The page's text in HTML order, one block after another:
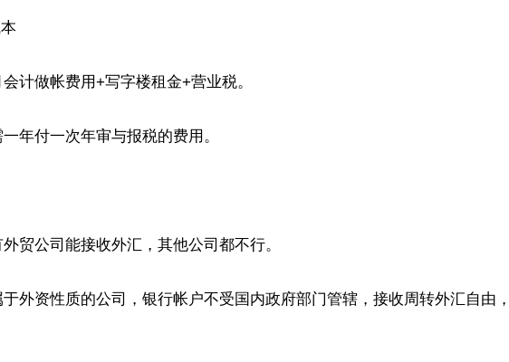
计做帐费用+写字楼租金+营业税。
年付一次年审与报税的费用。
贸公司能接收外汇，其他公司都不行。
外资性质的公司，银行帐户不受国内政府部门管辖，接收周转外汇自由，